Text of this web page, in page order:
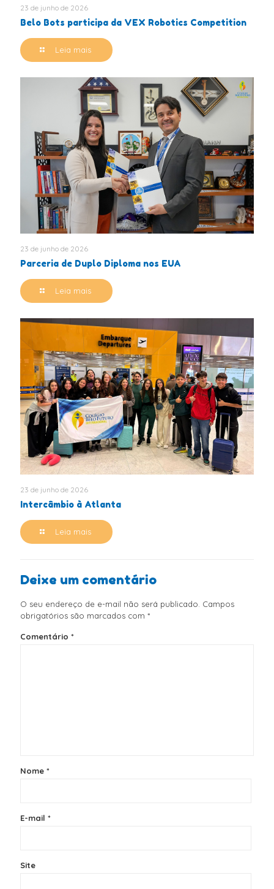
23 de junho de 2026
Belo Bots participa da VEX Robotics Competition
Leia mais
23 de junho de 2026
Parceria de Duplo Diploma nos EUA
Leia mais
23 de junho de 2026
Intercâmbio à Atlanta
Leia mais
Deixe um comentário
O seu endereço de e-mail não será publicado. Campos
obrigatórios são marcados com *
Comentário *
Nome *
E-mail *
Site